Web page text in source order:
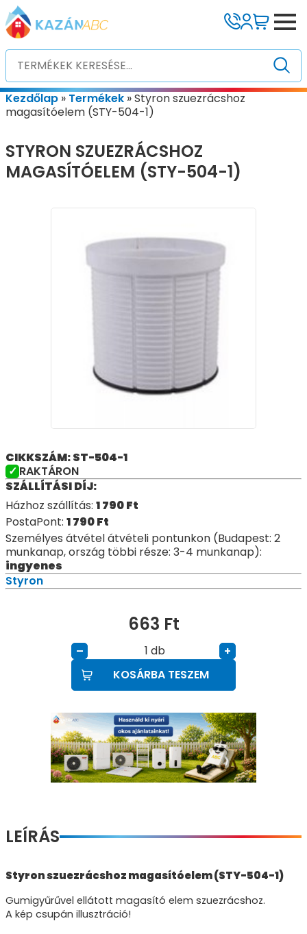
Kezdőlap » Termékek »Styron szuezrácshoz
magasítóelem (STY-504-1)
STYRON SZUEZRÁCSHOZ
MAGASÍTÓELEM (STY-504-1)
CIKKSZÁM: ST-504-1
RAKTÁRON
SZÁLLÍTÁSI DÍJ:
Házhoz szállítás: 1 790Ft
PostaPont: 1 790Ft
Személyes átvétel átvételi pontunkon (Budapest: 2
munkanap, ország többi része: 3-4 munkanap):
ingyenes
Styron
663 Ft
– db
+
KOSÁRBA TESZEM
LEÍRÁS
Styron szuezrácshoz magasítóelem (STY-504-1)
Gumigyűrűvel ellátott magasító elem szuezrácshoz.
A kép csupán illusztráció!